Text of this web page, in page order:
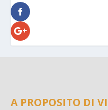
A PROPOSITO DI